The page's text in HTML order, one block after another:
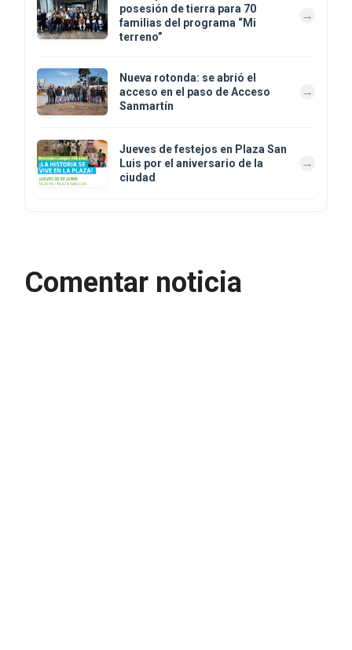
posesión de tierra para 70
familias del programa “Mi
terreno”
Nueva rotonda: se abrió el
acceso en el paso de Acceso
Sanmartín
Jueves de festejos en Plaza San
Luis por el aniversario de la
ciudad
Comentar noticia